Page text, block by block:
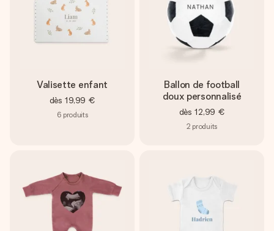
Valisette enfant
dès 19,99 €
6 produits
Ballon de football
doux personnalisé
dès 12,99 €
2 produits